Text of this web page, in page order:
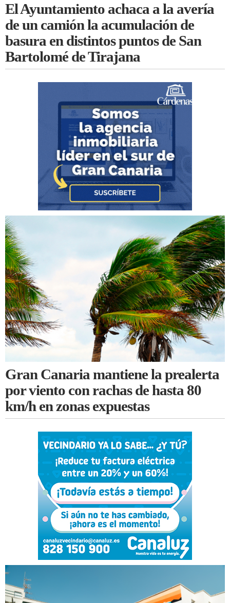
El Ayuntamiento achaca a la avería
de un camión la acumulación de
basura en distintos puntos de San
Bartolomé de Tirajana
Gran Canaria mantiene la prealerta
por viento con rachas de hasta 80
km/h en zonas expuestas